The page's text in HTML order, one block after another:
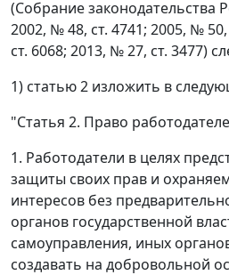
(Собрание законодательства
2002, № 48, ст. 4741; 2005, №
ст. 6068; 2013, № 27, ст. 3477)
1) статью 2 изложить в
"Статья 2. Право
1. Работодатели в целях
защиты своих прав и
интересов без
органов государственной
самоуправления, иных
создавать на добровольной